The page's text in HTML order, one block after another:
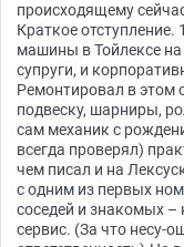
происходящему
Краткое отступление.
машины в Тойлексе
супруги, и
Ремонтировал в этом
подвеску, шарниры,
сам механик с
всегда проверял)
чем писал и на
с одним из первых
соседей и знакомых –
сервис. (За что